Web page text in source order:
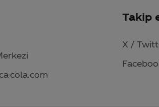
cola.com
Takip
X /